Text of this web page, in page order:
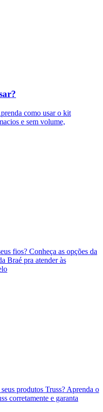
como usar o kit
e sem volume,
fios? Conheça as opções da
Braé pra atender às
produtos Truss? Aprenda o
corretamente e garanta